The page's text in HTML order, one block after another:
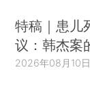
特稿｜患儿
议：韩杰案
2026年08月10日